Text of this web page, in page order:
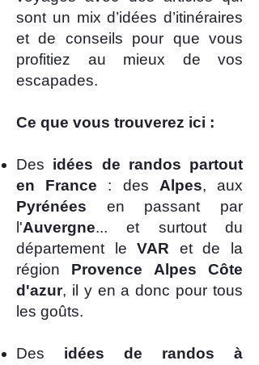
sont un mix d’idées d’itinéraires
et de conseils pour que vous
profitiez au mieux de vos
escapades.
Ce que vous trouverez ici :
​Des idées de randos partout
en France : des Alpes, aux
Pyrénées en passant par
l'Auvergne... et surtout du
département leVAR et de la
région Provence Alpes Côte
d'azur, il y en a donc pour tous
les goûts.
Des idées de randos à